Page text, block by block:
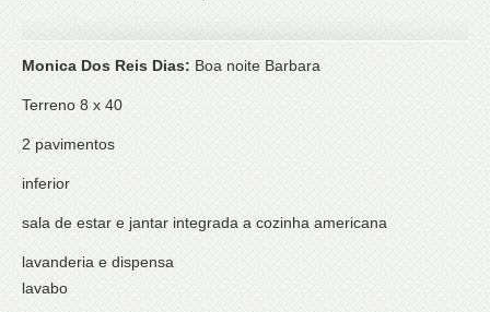
Monica Dos Reis Dias: Boa noite Barbara
Terreno 8 x 40
2 pavimentos
inferior
sala de estar e jantar integrada a cozinha americana
lavanderia e dispensa
lavabo